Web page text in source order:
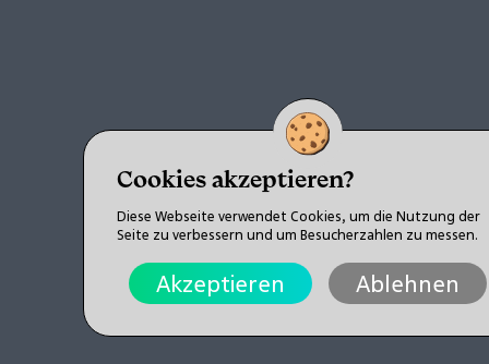
Cookies akzeptieren?
Diese Webseite verwendet Cookies, um die Nutzung der
Seite zu verbessern und um Besucherzahlen zu messen.
Akzeptieren Ablehnen